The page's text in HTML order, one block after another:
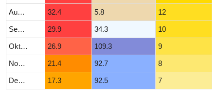
August 32.4 5.8 12
September 29.9 34.3 10
Oktober 26.9 109.3 9
November 21.4 92.7 8
Dezember 17.3 92.5 7